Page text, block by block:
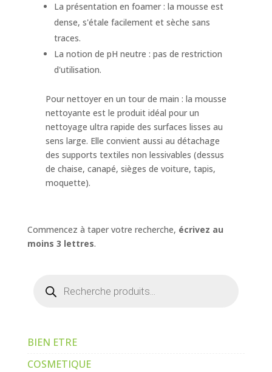
La présentation en foamer : la mousse est
dense, s'étale facilement et sèche sans
traces.
La notion de pH neutre : pas de restriction
d'utilisation.
Pour nettoyer en un tour de main : la mousse
nettoyante est le produit idéal pour un
nettoyage ultra rapide des surfaces lisses au
sens large. Elle convient aussi au détachage
des supports textiles non lessivables (dessus
de chaise, canapé, sièges de voiture, tapis,
moquette).
Commencez à taper votre recherche, écrivez au
moins 3 lettres.
produits
BIEN ETRE
COSMETIQUE